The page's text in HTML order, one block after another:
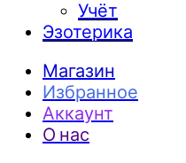
Учёт
Эзотерика
Магазин
Избранное
Аккаунт
О нас